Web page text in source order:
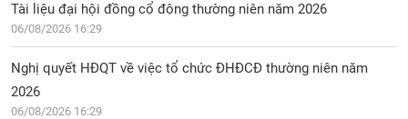
Tài liệu đại hội đồng cổ đông thường niên năm 2026
06/08/2026 16:29
Nghị quyết HĐQT về việc tổ chức ĐHĐCĐ thường niên năm
2026
06/08/2026 16:29